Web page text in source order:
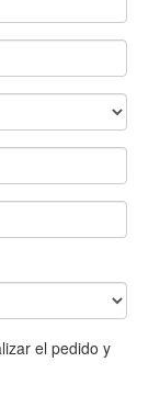
el pedido y